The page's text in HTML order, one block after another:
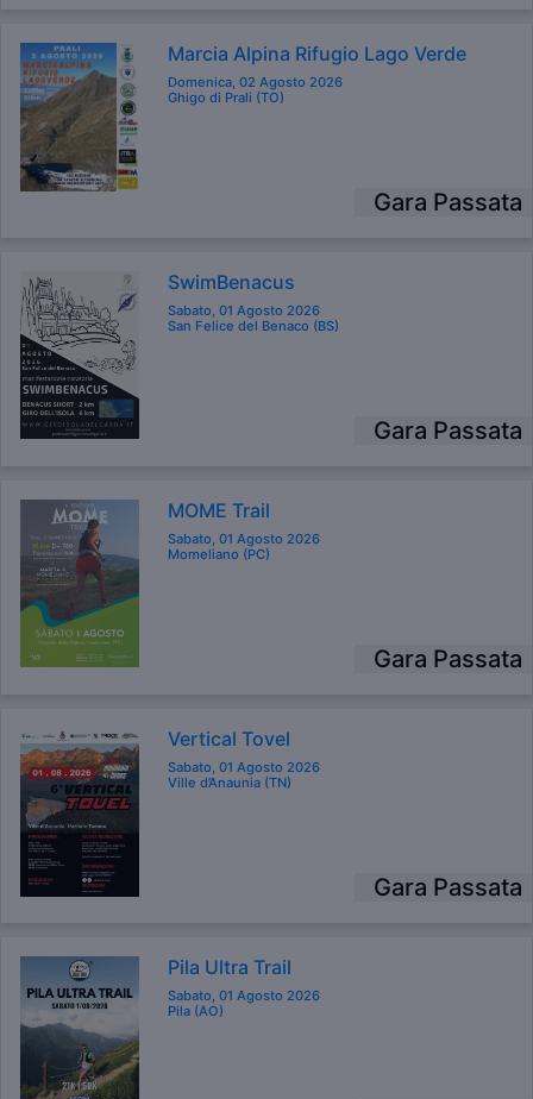
Marcia Alpina Rifugio Lago Verde
Domenica, 02 Agosto 2026
Ghigo di Prali (TO)
Gara Passata
SwimBenacus
Sabato, 01 Agosto 2026
San Felice del Benaco (BS)
Gara Passata
MOME Trail
Sabato, 01 Agosto 2026
Momeliano (PC)
Gara Passata
Vertical Tovel
Sabato, 01 Agosto 2026
Ville d’Anaunia (TN)
Gara Passata
Pila Ultra Trail
Sabato, 01 Agosto 2026
Pila (AO)